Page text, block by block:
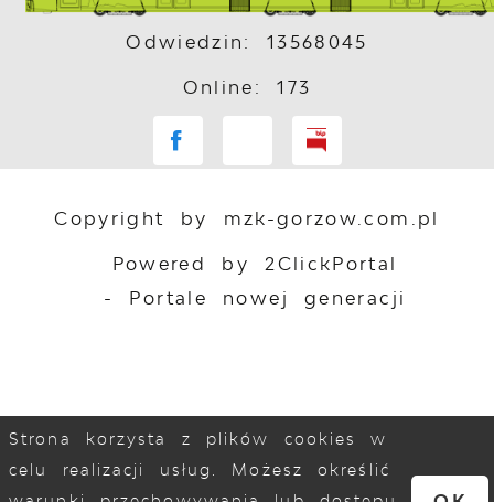
Odwiedzin: 13568045
Online: 173
Copyright by mzk-gorzow.com.pl
Powered by 2ClickPortal
- Portale nowej generacji
Strona korzysta z plików cookies w
celu realizacji usług. Możesz określić